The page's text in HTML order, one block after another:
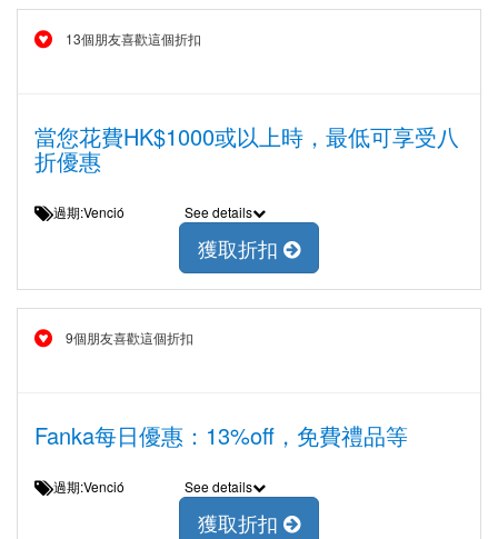
13個朋友喜歡這個折扣
當您花費HK$1000或以上時，最低可享受八
折優惠
過期:Venció See details
獲取折扣
9個朋友喜歡這個折扣
Fanka每日優惠：13%off，免費禮品等
過期:Venció See details
獲取折扣